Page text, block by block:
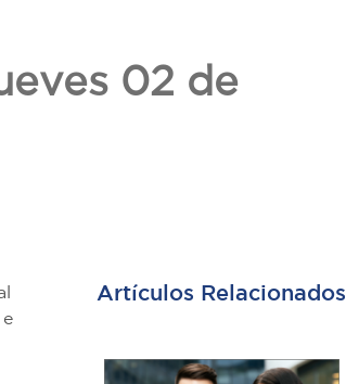
02 de
Artículos Relacionados